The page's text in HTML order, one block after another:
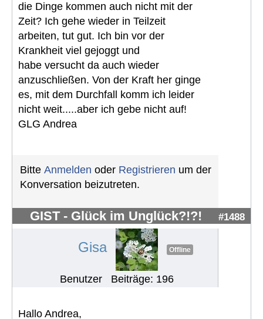
die Dinge kommen auch nicht mit der
Zeit? Ich gehe wieder in Teilzeit
arbeiten, tut gut. Ich bin vor der
Krankheit viel gejoggt und
habe versucht da auch wieder
anzuschließen. Von der Kraft her ginge
es, mit dem Durchfall komm ich leider
nicht weit.....aber ich gebe nicht auf!
GLG Andrea
Bitte Anmelden oder Registrieren um der
Konversation beizutreten.
GIST - Glück im Unglück?!?! #1488
Gisa Offline
Benutzer Beiträge: 196
Hallo Andrea,